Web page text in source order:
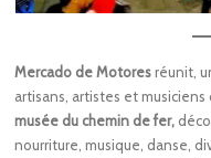
Mercado de Motoresréunit,
artisans, artistes et
musée du chemin de fer,
nourriture, musique, danse,